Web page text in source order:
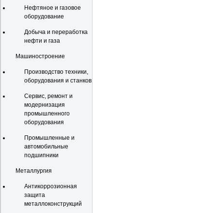
Нефтяное и газовое
оборудование
Добыча и переработка
нефти и газа
Машиностроение
Производство техники,
оборудования и станков
Сервис, ремонт и
модернизация
промышленного
оборудования
Промышленные и
автомобильные
подшипники
Металлургия
Антикоррозионная
защита
металлоконструкций